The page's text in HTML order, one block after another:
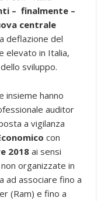
– finalmente –
centrale
deflazione del
elevato in Italia,
sviluppo.
insieme hanno
auditor
a vigilanza
con
2018ai sensi
organizzate in
ad associare fino a
(Ram) e fino a